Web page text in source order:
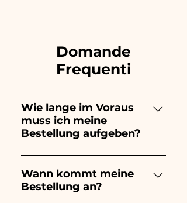
Domande
Frequenti
Wie lange im Voraus
muss ich meine
Bestellung aufgeben?
Ceramiche Ania kreiert und
bemalt vollständig von Hand,
daher dauert ihre Herstellung
Wann kommt meine
Bestellung an?